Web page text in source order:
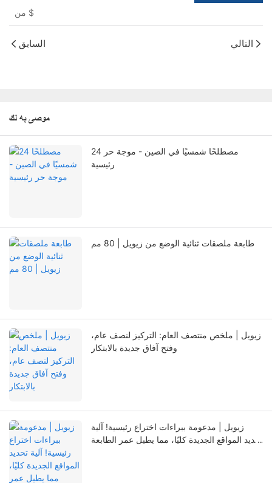
80mm USB+LAN
$
السابق التالي
موصى به لك
24 مصطلحًا شمسيًا في الصين - موجة حر
رئيسية
طابعة ملصقات ثنائية الوضع من زيويل | 80 مم
زيويل | ملخص منتصف العام: التركيز لنصف عام،
وفتح آفاق جديدة بالابتكار
زيويل | مدعومة ببراءات اختراع رئيسية! آلية
تحديد المواقع الجديدة كليًا، مما يطيل عمر الطابعة